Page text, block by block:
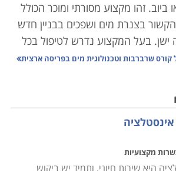
זהו מקצוע מסורתי ומוכר הכולל
בצנרת מים ושפכים בבניין חדש
ישן. בעל המקצוע נדרש לטיפול בכל
בדירה פרטית או בבניין דירות
ועד צנרת הביוב העירונית, כולל
לה. ישנם שני סוגים עיקריים של
ישנם שרברבים העובדים כעצמאי,
קורס שרברבות וטכנולוגית מים בפריסה ארצית
מקצועיות
היא שירות חיוני, ותמיד יש ביקוש